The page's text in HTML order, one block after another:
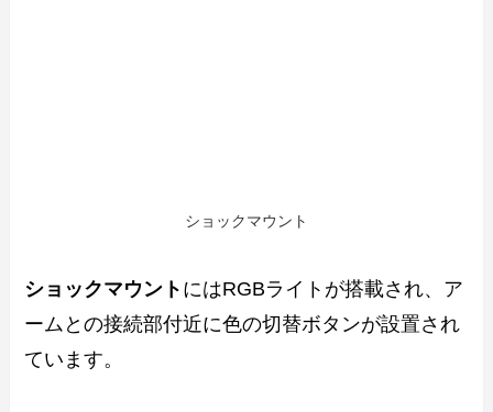
ショックマウント
ショックマウント にはRGBライトが搭載され、ア
ームとの接続部付近に色の切替ボタンが設置され
ています。